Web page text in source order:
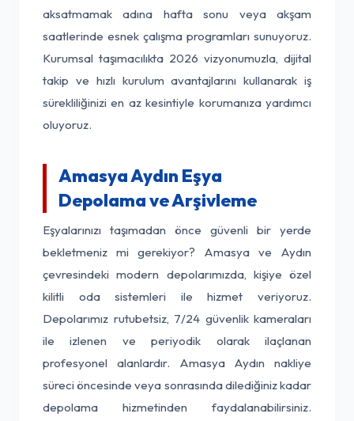
aksatmamak adına hafta sonu veya akşam
saatlerinde esnek çalışma programları sunuyoruz.
Kurumsal taşımacılıkta 2026 vizyonumuzla, dijital
takip ve hızlı kurulum avantajlarını kullanarak iş
sürekliliğinizi en az kesintiyle korumanıza yardımcı
oluyoruz.
Amasya Aydın Eşya
Depolama ve Arşivleme
Eşyalarınızı taşımadan önce güvenli bir yerde
bekletmeniz mi gerekiyor? Amasya ve Aydın
çevresindeki modern depolarımızda, kişiye özel
kilitli oda sistemleri ile hizmet veriyoruz.
Depolarımız rutubetsiz, 7/24 güvenlik kameraları
ile izlenen ve periyodik olarak ilaçlanan
profesyonel alanlardır. Amasya Aydın nakliye
süreci öncesinde veya sonrasında dilediğiniz kadar
depolama hizmetinden faydalanabilirsiniz.